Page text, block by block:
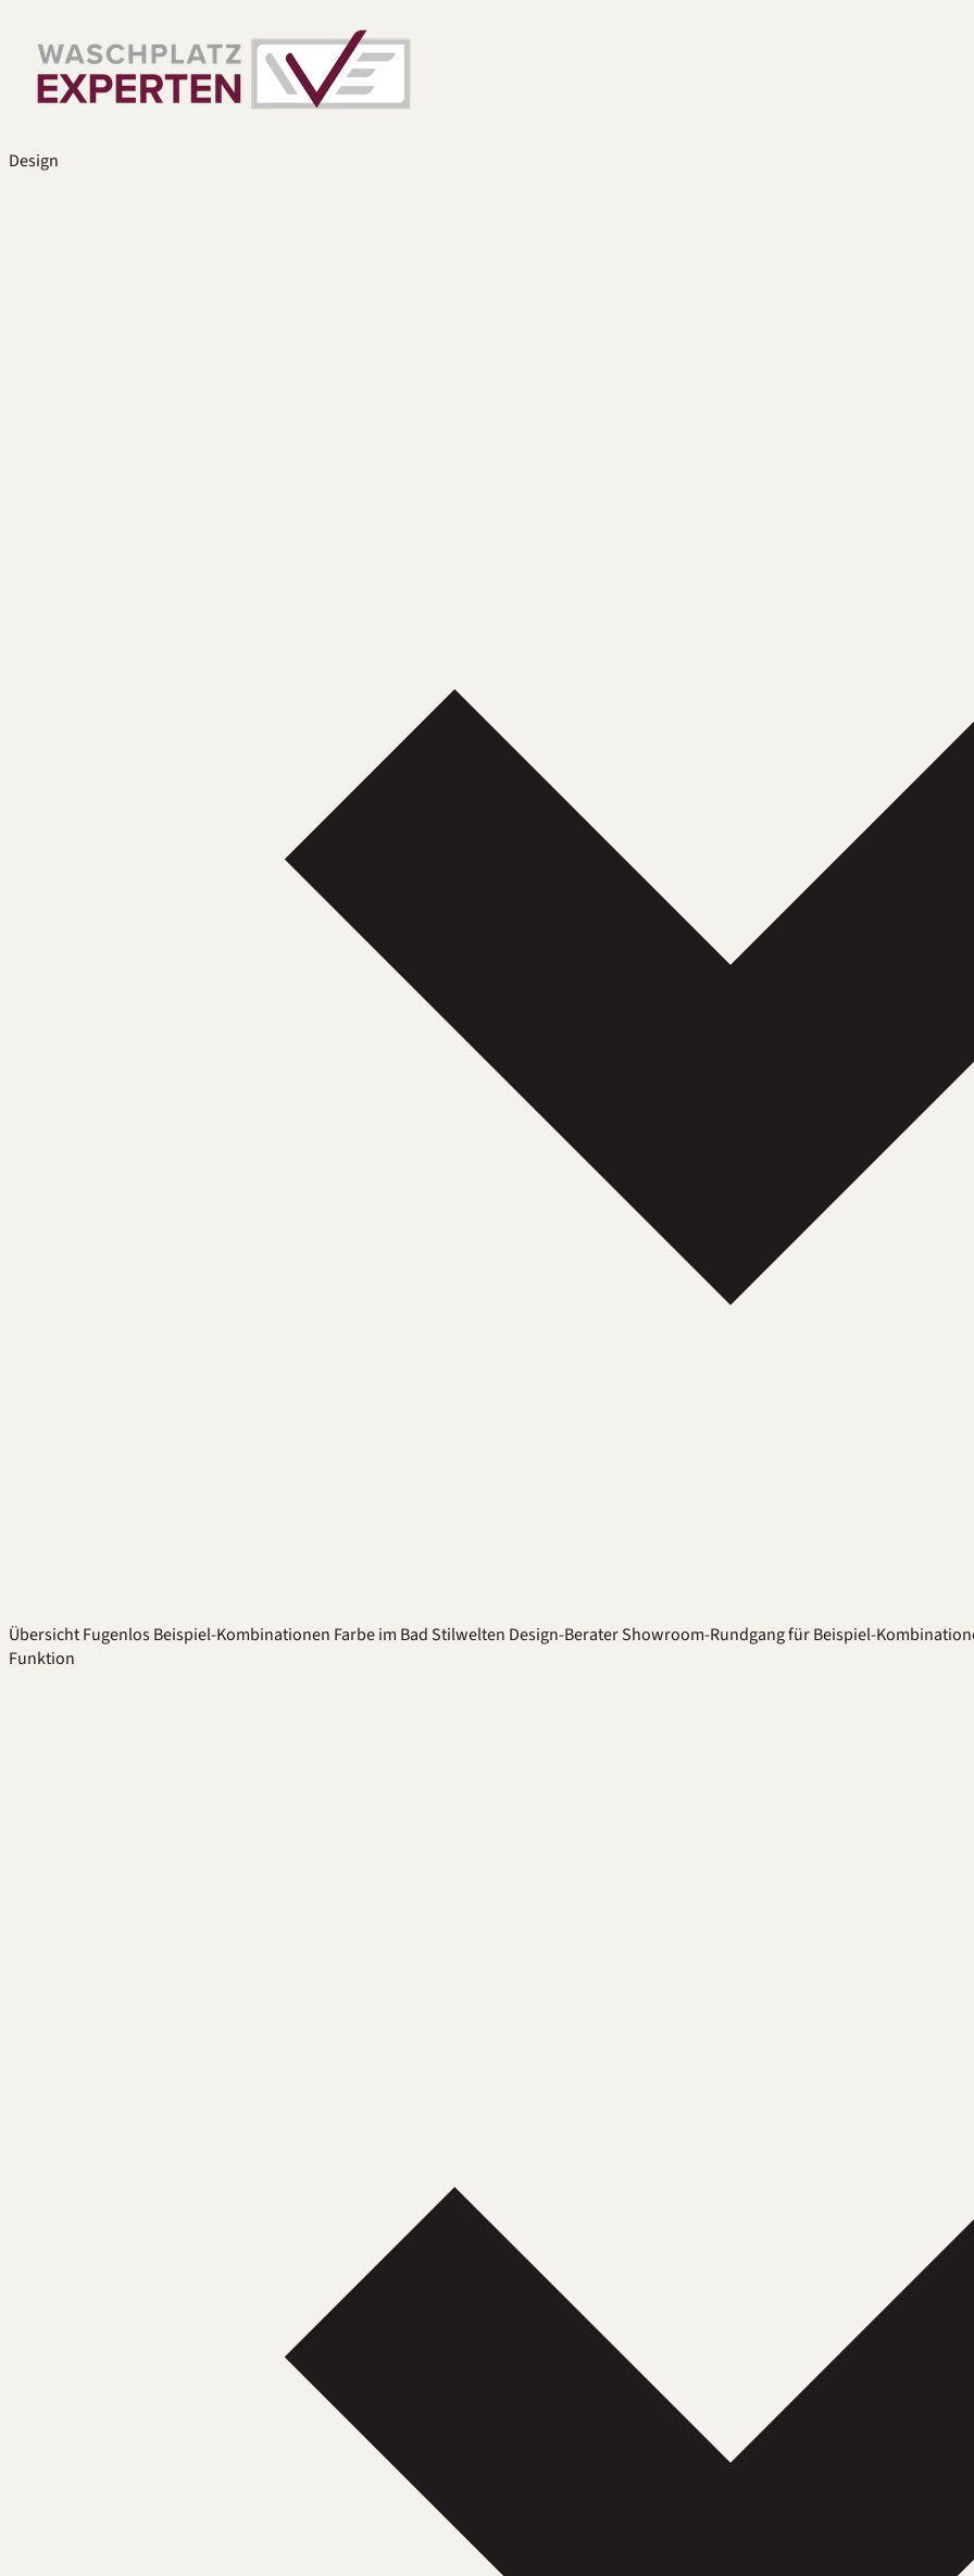
Design
ÜbersichtFugenlosBeispiel-Kombinationen Farbe im BadStilwelten Design-BeraterShowroom-Rundgang für Beispiel-
Funktion